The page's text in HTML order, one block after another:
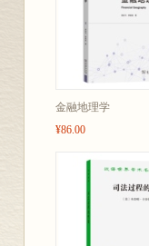
金融地理学
¥86.00